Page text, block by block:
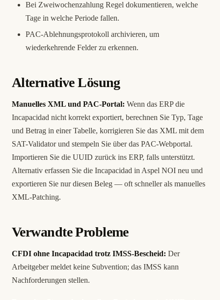
Bei Zweiwochenzahlung Regel dokumentieren, welche
Tage in welche Periode fallen.
PAC-Ablehnungsprotokoll archivieren, um
wiederkehrende Felder zu erkennen.
Alternative Lösung
Manuelles XML und PAC-Portal: Wenn das ERP die
Incapacidad nicht korrekt exportiert, berechnen Sie Typ, Tage
und Betrag in einer Tabelle, korrigieren Sie das XML mit dem
SAT-Validator und stempeln Sie über das PAC-Webportal.
Importieren Sie die UUID zurück ins ERP, falls unterstützt.
Alternativ erfassen Sie die Incapacidad in Aspel NOI neu und
exportieren Sie nur diesen Beleg — oft schneller als manuelles
XML-Patching.
Verwandte Probleme
CFDI ohne Incapacidad trotz IMSS-Bescheid: Der
Arbeitgeber meldet keine Subvention; das IMSS kann
Nachforderungen stellen.